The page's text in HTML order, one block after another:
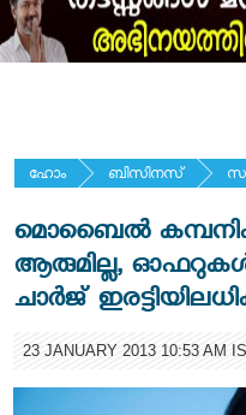
ഹോം ബിസിനസ്
മൊബൈല്‍
ആരുമില്ല,
ചാര്‍ജ്‌
23 JANUARY 2013 10:53 AM